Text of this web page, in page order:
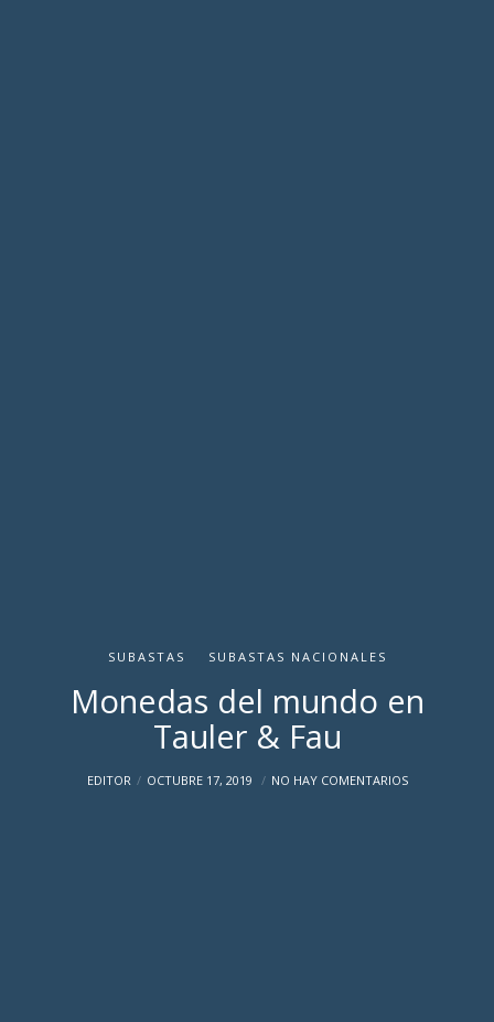
SUBASTAS SUBASTAS NACIONALES
Monedas del mundo en
Tauler & Fau
EDITOR OCTUBRE 17, 2019 NO HAY COMENTARIOS